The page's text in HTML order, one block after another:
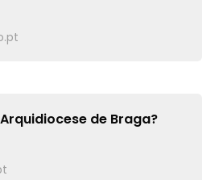
Arquidiocese de Braga?